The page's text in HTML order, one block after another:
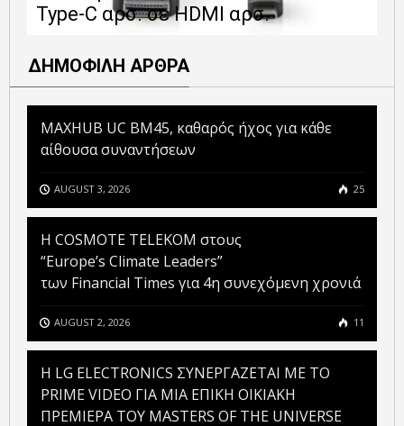
Type-C αρσ. σε HDMI αρσ.
ΔΗΜΟΦΙΛΗ ΑΡΘΡΑ
MAXHUB UC BM45, καθαρός ήχος για κάθε
αίθουσα συναντήσεων
AUGUST 3, 2026 25
Η COSMOTE TELEKOM στους
“Europe’s Climate Leaders”
των Financial Times για 4η συνεχόμενη χρονιά
AUGUST 2, 2026 11
H LG ELECTRONICS ΣΥΝΕΡΓΑΖΕΤΑΙ ΜΕ ΤΟ
PRIME VIDEO ΓΙΑ ΜΙΑ ΕΠΙΚΗ ΟΙΚΙΑΚΗ
ΠΡΕΜΙΕΡΑ ΤΟΥ MASTERS OF THE UNIVERSE